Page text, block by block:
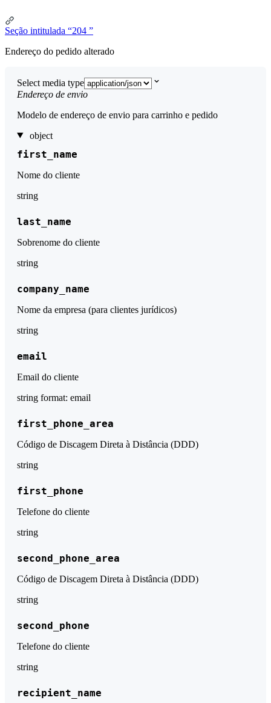
Seção intitulada “204 ”
Endereço do pedido alterado
Select media type
Endereço de envio
Modelo de endereço de envio para carrinho e pedido
object
first_name
Nome do cliente
string
last_name
Sobrenome do cliente
string
company_name
Nome da empresa (para clientes jurídicos)
string
email
Email do cliente
string format: email
first_phone_area
Código de Discagem Direta à Distância (DDD)
string
first_phone
Telefone do cliente
string
second_phone_area
Código de Discagem Direta à Distância (DDD)
string
second_phone
Telefone do cliente
string
recipient_name